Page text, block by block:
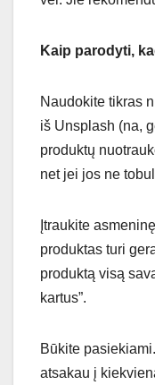
Kaip parodyti,
Naudokite tikras
iš Unsplash (na,
produktų
net jei jos ne
Įtraukite
produktas turi
produktą visą
kartus”.
Būkite
atsakau į